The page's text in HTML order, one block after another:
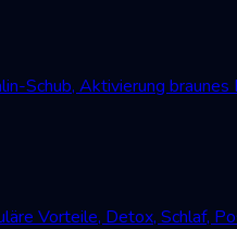
Schub, Aktivierung
Vorteile, Detox, Schlaf,